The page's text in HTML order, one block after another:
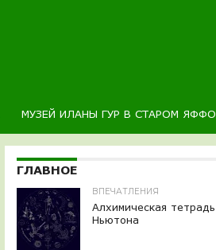
МУЗЕЙ ИЛАНЫ ГУР В СТАРОМ ЯФФО
ГЛАВНОЕ
ВПЕЧАТЛЕНИЯ
Алхимическая тетрадь
Ньютона